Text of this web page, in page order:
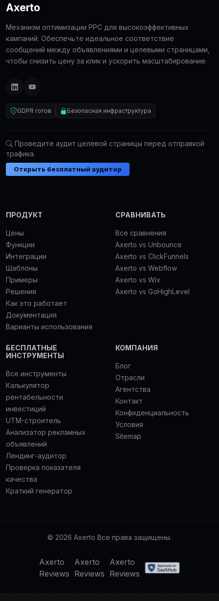
Axerto
Механизм оптимизации PPC для высокоэффективных
кампаний. Обеспечьте идеальное соответствие
сообщений между объявлениями и целевыми страницами,
чтобы снизить цену за клик и ускорить масштабирование.
GDPR готов Безопасная инфраструктура
Проведите аудит целевой страницы перед отправкой
трафика.
Открыть бесплатный аудитор
ПРОДУКТ
Цены
Функции
Интеграции
Шаблоны
Примеры
Решения
Как это работает
Документация
Варианты использования
СРАВНИВАТЬ
Все сравнения
Axerto vs Unbounce
Axerto vs ClickFunnels
Axerto vs Webflow
Axerto vs Wix
Axerto vs GoHighLevel
БЕСПЛАТНЫЕ
ИНСТРУМЕНТЫ
Все инструменты
Калькулятор
рентабельности
инвестиций
UTM-строитель
Анализатор рекламных
объявлений
Лендинг-аудитор
Проверка показателя
качества
Краткий генератор
КОМПАНИЯ
Блог
Отрасли
Агентства
Контакт
Конфиденциальность
Условия
Sitemap
© 2026 Axerto Все права защищены.
Axerto
Reviews
Axerto
Reviews
Axerto
Reviews